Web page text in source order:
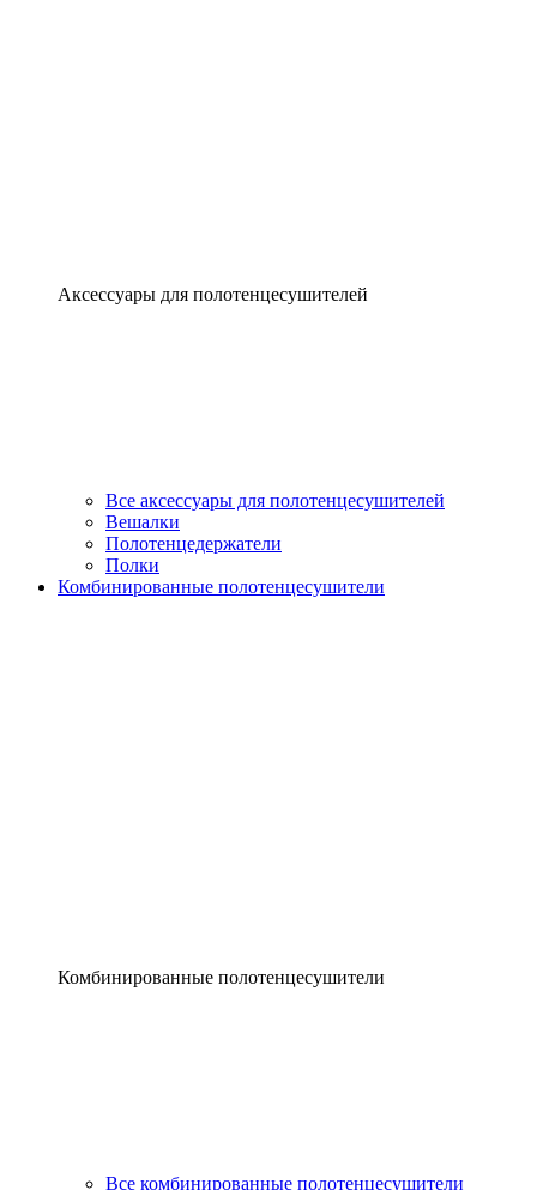
Аксессуары для полотенцесушителей
Все аксессуары для полотенцесушителей
Вешалки
Полотенцедержатели
Полки
Комбинированные полотенцесушители
Комбинированные полотенцесушители
Все комбинированные полотенцесушители